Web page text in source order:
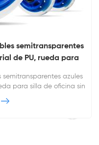
Juego de 4 ruedas
de 2,5 pulgadas,
Juego de 4 ruedas
pulgadas, montaje lateral